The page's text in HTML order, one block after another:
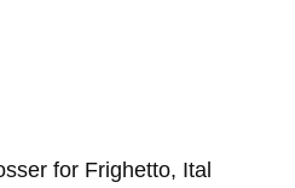
for Frighetto, Ital